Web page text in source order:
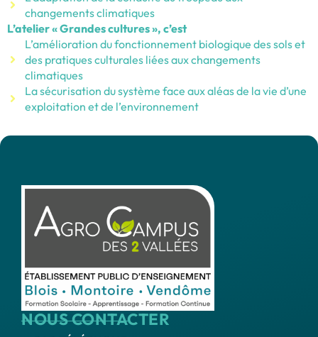
changements climatiques
L’atelier « Grandes cultures », c’est
L’amélioration du fonctionnement biologique des sols et
des pratiques culturales liées aux changements
climatiques
La sécurisation du système face aux aléas de la vie d’une
exploitation et de l’environnement
NOUS CONTACTER